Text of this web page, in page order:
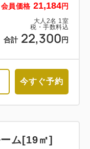
会員価格 21,184円
大人 2名 1室
税・手数料込
合計 22,300 円
今すぐ予約
ム[19㎡]